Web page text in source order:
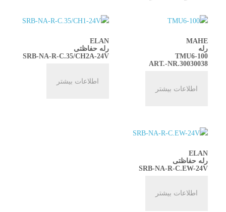
MAHE
رله
TMU6-100
ART.-NR.30030038
اطلاعات بیشتر
ELAN
رله حفاظتی
SRB-NA-R-C.35/CH2A-24V
اطلاعات بیشتر
ELAN
رله حفاظتی
SRB-NA-R-C.EW-24V
اطلاعات بیشتر